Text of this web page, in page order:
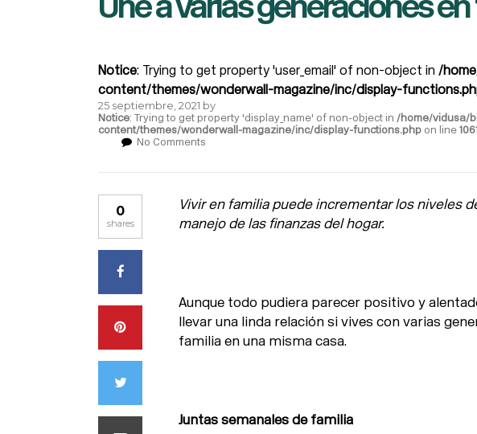
Notice: Trying to get property 'user_email' of non-object in /
content/themes/wonderwall-magazine/inc/display-
25 septiembre, 2021 by
Notice: Trying to get property 'display_name' of non-object in /home/vidusa/
content/themes/wonderwall-magazine/inc/display-functions.php on line
No Comments
Vivir en familia puede incrementar los niveles
manejo de las finanzas del hogar.
Aunque todo pudiera parecer positivo y
llevar una linda relación si vives con varias
familia en una misma casa.
Juntas semanales de familia
0
shares